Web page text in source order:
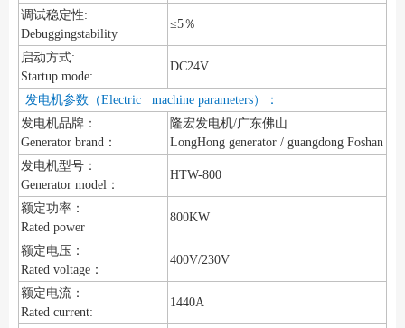
调试稳定性:
Debuggingstability
≤5％
启动方式:
Startup mode:
DC24V
发电机参数（Electric machine parameters）：
发电机品牌：
Generator brand：
隆宏发电机/广东佛山
LongHong generator / guangdong Foshan
发电机型号：
Generator model：
HTW-800
额定功率：
Rated power
800KW
额定电压：
Rated voltage：
400V/230V
额定电流：
Rated current:
1440A